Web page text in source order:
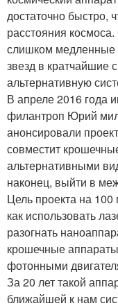
достаточно быстро,
расстояния
слишком медленные
звезд в кратчайшие
альтернативную
В апреле 2016 года
филантроп Юрий
анонсировали
совместит
альтернативными
наконец, выйти в
Цель проекта на
как использовать
разогнать
крошечные
фотонными
За 20 лет такой
ближайшей к нам